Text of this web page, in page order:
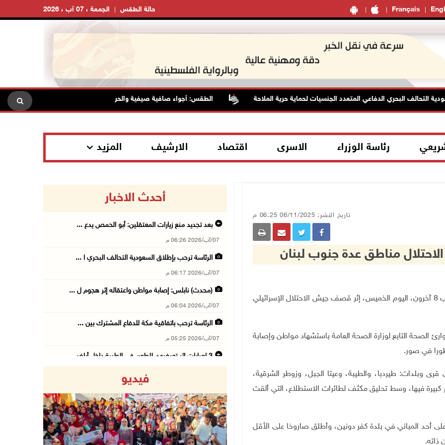
Français الجمعة ، 07 آب ، 2026 حالة الطقس
التحالف البحري الدفاعي المتعدد الجنسيات لحماية حرية الملاحة الطقس: أجواء صافية صيفية والحرارة حول معدلها العام
رئاسة الوزراء الاسرى اقتصاد الارشيف المزيد
تاريخ النشر: 06/11/2025 06:25 م
مناطق عدة جنوب لبنان
بيروت 6-11-2025 وفا- استشهد مواطن لبناني، وأصيب 8 آخرون، اليوم الخميس، إثر قصف جيش الاحتلال الإسرائيلي
الصحة التابع لوزارة الصحة العامة باستشهاد مواطن وإصابة
وبلدات: طيردبا، والطيبة، وعيتا الجبل، وزوطر الشرقية،
فيها، وسط تحليق مكثف لطائرات الاستطلاع، التي ألقت
أحد المباني في بلدة كفر دونين، وأطلق صاروخا على الأقل
ذاته.
أحدث الاخبار
بعد تجديد منع زيارات المعتقلين: أبو الحمص يدع ...
07/آب/2026 06:26 م
الرئاسة ترحب بإطلاق السعودية التحالف البحري ا ...
07/آب/2026 06:17 م
(محدث) نابلس: إصابة مواطن واعتقاله إثر هجوم ل ...
07/آب/2026 06:04 م
الرئاسة ترحب باتفاقية مكة للدفاع المشترك بين ...
07/آب/2026 05:25 م
3 إصابات إثر تعرضهم للطعن في الطيبة داخل أراض ...
07/آب/2026 03:31 م
السعودية وتركيا وباكستان توقع اتفاقية مكة للد ...
07/آب/2026 02:38 م
فيديو
Previous Next